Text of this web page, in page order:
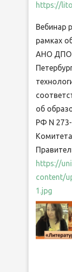
https://
Вебинар
рамках
АНО ДПО
об
РФ N
https://
content/
1.jpg